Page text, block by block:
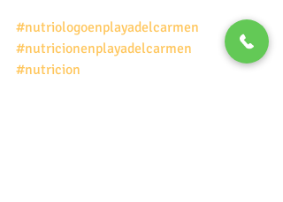
#nutriologoenplayadelcarmen
#nutricionenplayadelcarmen
#nutricion